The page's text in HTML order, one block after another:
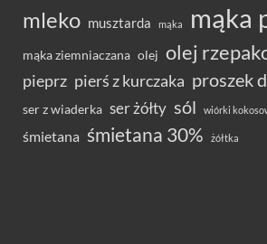
mleko musztarda mąka mąka
mąka ziemniaczana olej olej
pieprz pierś z kurczaka proszek
ser z wiaderka ser żółty sól wiórki
śmietana śmietana 30% żółtka